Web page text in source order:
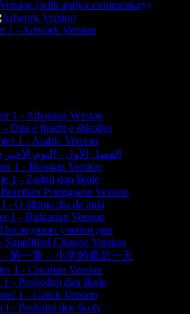
(with author commentary)
1 - Artwork Version
Dita e fundit e shkollës
الفصل الأول - اليوم
1 - Zadnji dan škole
- O último dia de aula
учебен ден
第一章 – 小学的最后一天
1 - Posljednji dan škole
I - Poslední den školy
- Wormworld® is a registered